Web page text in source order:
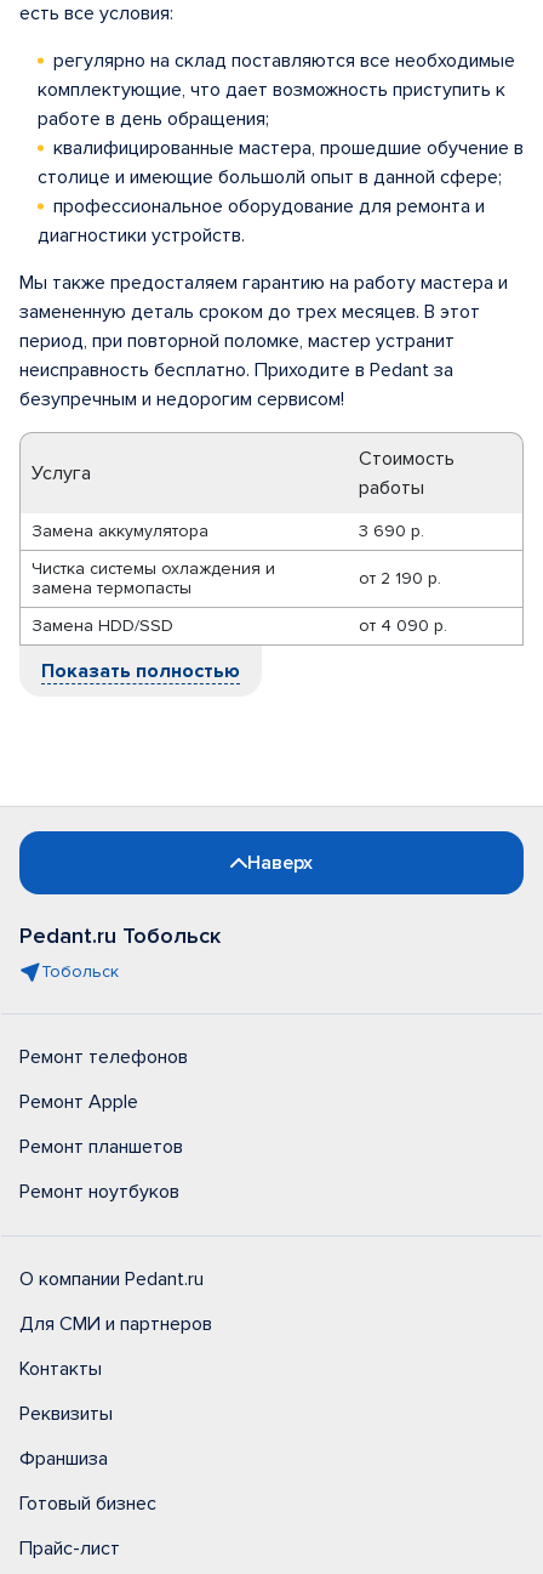
есть все условия:
регулярно на склад поставляются все необходимые
комплектующие, что дает возможность приступить к
работе в день обращения;
квалифицированные мастера, прошедшие обучение в
столице и имеющие большолй опыт в данной сфере;
профессиональное оборудование для ремонта и
диагностики устройств.
Мы также предосталяем гарантию на работу мастера и
замененную деталь сроком до трех месяцев. В этот
период, при повторной поломке, мастер устранит
неисправность бесплатно. Приходите в Pedant за
безупречным и недорогим сервисом!
Услуга
Стоимость
работы
Замена аккумулятора
3 690 р.
Чистка системы охлаждения и
замена термопасты
от 2 190 р.
Замена HDD/SSD от 4 090 р.
Показать полностью
Наверх
Pedant.ru Тобольск
Тобольск
Ремонт телефонов
Ремонт Apple
Ремонт планшетов
Ремонт ноутбуков
О компании Pedant.ru
Для СМИ и партнеров
Контакты
Реквизиты
Франшиза
Готовый бизнес
Прайс-лист